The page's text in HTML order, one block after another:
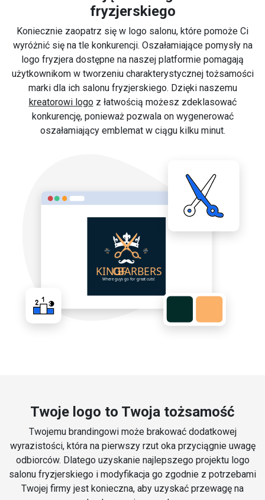
fryzjerskiego
Koniecznie zaopatrz się w logo salonu, które pomoże Ci
wyróżnić się na tle konkurencji. Oszałamiające pomysły na
logo fryzjera dostępne na naszej platformie pomagają
użytkownikom w tworzeniu charakterystycznej tożsamości
marki dla ich salonu fryzjerskiego. Dzięki naszemu
kreatorowi logoz łatwością możesz zdeklasować
konkurencję, ponieważ pozwala on wygenerować
oszałamiający emblemat w ciągu kilku minut.
Twoje logo to Twoja tożsamość
Twojemu brandingowi może brakować dodatkowej
wyrazistości, która na pierwszy rzut oka przyciągnie uwagę
odbiorców. Dlatego uzyskanie najlepszego projektu logo
salonu fryzjerskiego i modyfikacja go zgodnie z potrzebami
Twojej firmy jest konieczna, aby uzyskać przewagę na